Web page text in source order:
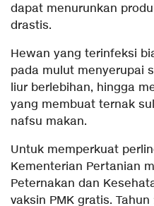
dapat menurunkan
drastis.
Hewan yang terinfeksi
pada mulut menyerupai
liur berlebihan, hingga
yang membuat ternak
nafsu makan.
Untuk memperkuat
Kementerian Pertanian
Peternakan dan
vaksin PMK gratis.